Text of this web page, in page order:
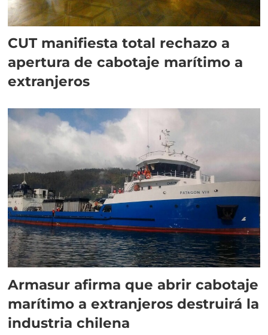
CUT manifiesta total rechazo a
apertura de cabotaje marítimo a
extranjeros
Armasur afirma que abrir cabotaje
marítimo a extranjeros destruirá la
industria chilena